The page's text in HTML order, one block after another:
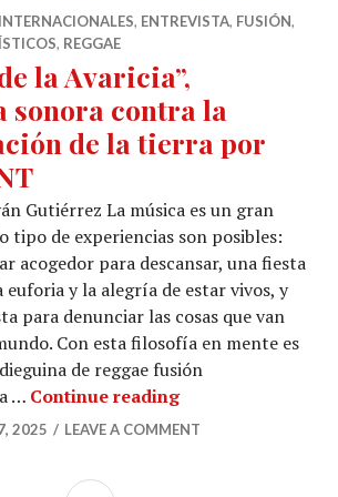
, ENTREVISTA, FUSIÓN,
, REGGAE
la Avaricia”,
sonora contra la
de la tierra por
Gutiérrez La música es un gran
tipo de experiencias son posibles:
acogedor para descansar, una fiesta
y la alegría de estar vivos, y
para denunciar las cosas que van
Con esta filosofía en mente es
de reggae fusión
… Continue reading“Semillas de la
2025 LEAVE A COMMENT